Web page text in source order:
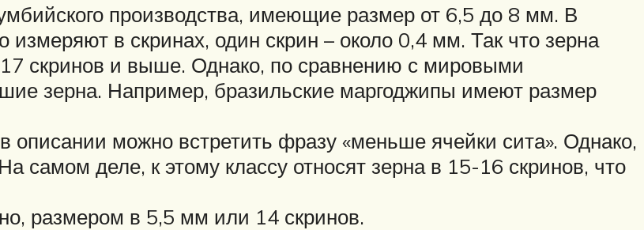
производства, имеющие размер от 6,5 до 8 мм. В
в скринах, один скрин – около 0,4 мм. Так что зерна
скринов и выше. Однако, по сравнению с мировыми
зерна. Например, бразильские маргоджипы имеют размер
можно встретить фразу «меньше ячейки сита». Однако,
самом деле, к этому классу относят зерна в 15-16 скринов, что
размером в 5,5 мм или 14 скринов.